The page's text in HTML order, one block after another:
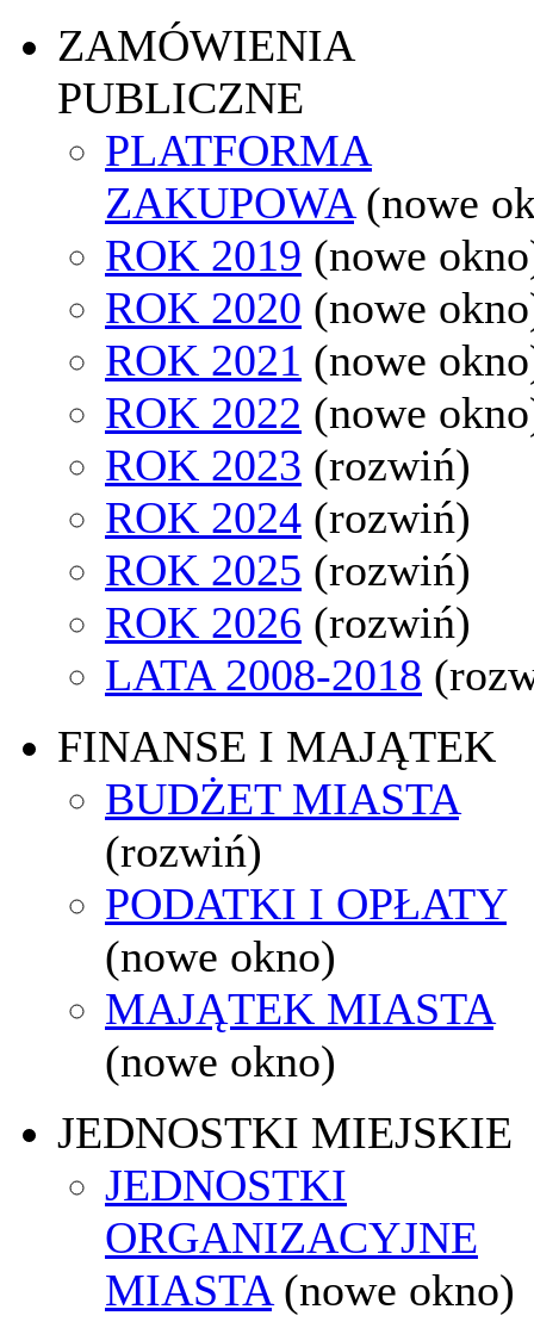
ZAMÓWIENIA
PUBLICZNE
PLATFORMA
ZAKUPOWA (nowe
ROK 2019 (nowe
ROK 2020 (nowe
ROK 2021 (nowe
ROK 2022 (nowe
ROK 2023 (rozwiń)
ROK 2024 (rozwiń)
ROK 2025 (rozwiń)
ROK 2026 (rozwiń)
LATA 2008-2018
FINANSE I MAJĄTEK
BUDŻET MIASTA
(rozwiń)
PODATKI I OPŁATY
(nowe okno)
MAJĄTEK MIASTA
(nowe okno)
JEDNOSTKI MIEJSKIE
JEDNOSTKI
ORGANIZACYJNE
MIASTA (nowe okno)